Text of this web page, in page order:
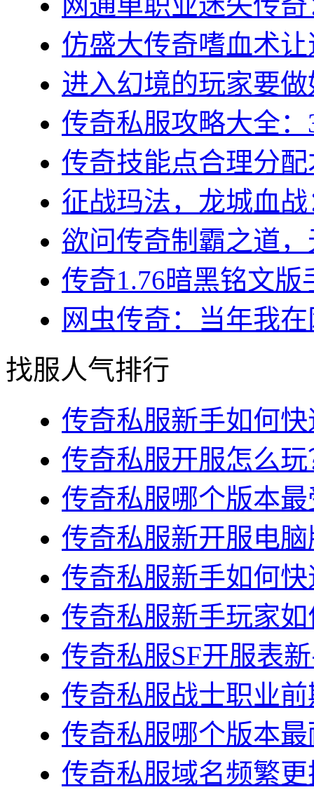
仿盛大传奇嗜血术
进入幻境的玩家要
传奇私服攻略大全
传奇技能点合理分
征战玛法，龙城血
欲问传奇制霸之道
传奇1.76暗黑铭文
网虫传奇：当年我
找服人气排行
传奇私服新手如何
传奇私服开服怎么
传奇私服哪个版本
传奇私服新开服电
传奇私服新手如何
传奇私服新手玩家
传奇私服SF开服表
传奇私服战士职业
传奇私服哪个版本
传奇私服域名频繁